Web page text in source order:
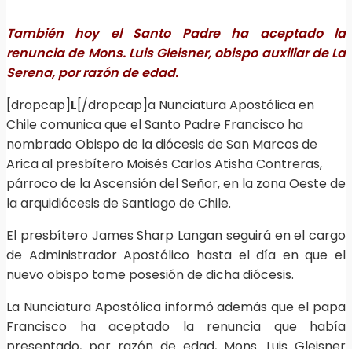
También hoy el Santo Padre ha aceptado la
renuncia de Mons. Luis Gleisner, obispo auxiliar de La
Serena, por razón de edad.
[dropcap]L[/dropcap]a Nunciatura Apostólica en
Chile comunica que el Santo Padre Francisco ha
nombrado Obispo de la diócesis de San Marcos de
Arica al presbítero Moisés Carlos Atisha Contreras,
párroco de la Ascensión del Señor, en la zona Oeste de
la arquidiócesis de Santiago de Chile.
El presbítero James Sharp Langan seguirá en el cargo
de Administrador Apostólico hasta el día en que el
nuevo obispo tome posesión de dicha diócesis.
La Nunciatura Apostólica informó además que el papa
Francisco ha aceptado la renuncia que había